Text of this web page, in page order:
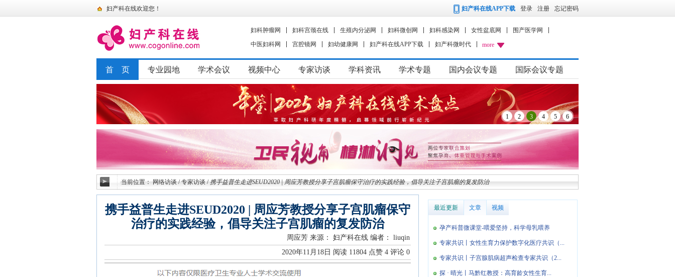
妇产科在线欢迎您！ 妇产科在线APP下载 登录 注册 忘记密码
妇科肿瘤网 妇科宫颈在线 生殖内分泌网 妇科微创网 妇科感染网 女性盆底网
围产医学网
中医妇科网
宫腔镜网 妇幼健康网 妇产科在线APP下载 妇产科微时代 more
首 页 专业园地 学术会议 视频中心 专家访谈 学科资讯 学术专题 国内会议专题 国际会议专题
1 2 3 4 5 6
当前位置：网络访谈 / 专家访谈 / 携手益普生走进SEUD2020 | 周应芳教授分享子宫肌瘤保守治疗的实践经验，倡导关注子宫肌瘤的复发防治
携手益普生走进SEUD2020 | 周应芳教授分享子宫肌瘤保守
治疗的实践经验，倡导关注子宫肌瘤的复发防治
周应芳 来源： 妇产科在线 编者： liuqin
2020年11月18日 阅读 11804 点赞 4 评论 0
最近更新 文章 视频
孕产科普微课堂-喂爱坚持，科学母乳喂养
专家共识丨女性生育力保护数字化医疗共识（...
专家共识丨子宫腺肌病超声检查专家共识（2...
探 · 晴光丨马黔红教授：高育龄女性生育...